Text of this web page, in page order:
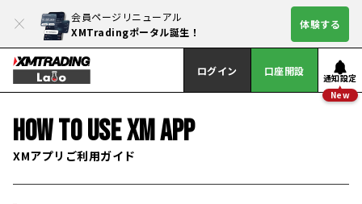
会員ページリニューアル
XMTradingポータル誕生！
体験する
ログイン 口座開設
通知設定
New
HOW TO USE XM APP
XMアプリご利用ガイド